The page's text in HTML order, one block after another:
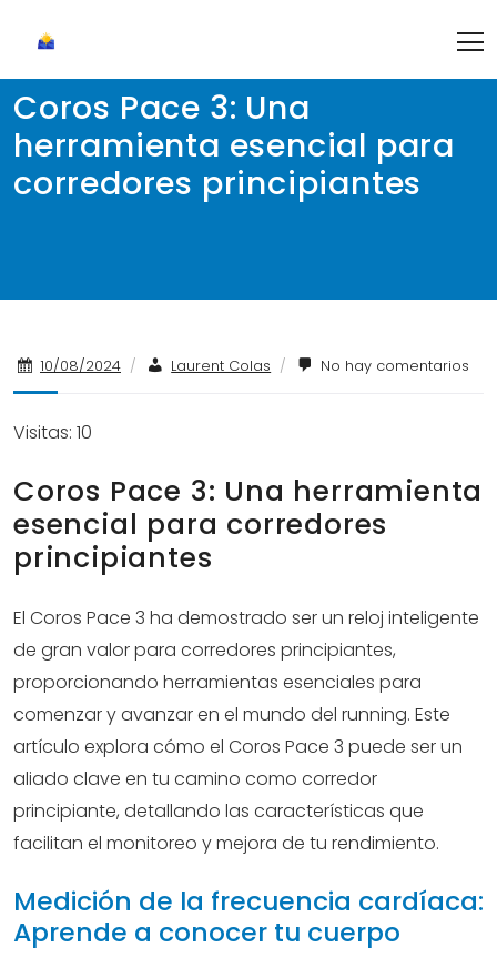
content
Coros Pace 3: Una
herramienta esencial para
corredores principiantes
10/08/2024 / Laurent Colas / No hay comentarios
Visitas: 10
Coros Pace 3: Una herramienta
esencial para corredores
principiantes
El Coros Pace 3 ha demostrado ser un reloj inteligente
de gran valor para corredores principiantes,
proporcionando herramientas esenciales para
comenzar y avanzar en el mundo del running. Este
artículo explora cómo el Coros Pace 3 puede ser un
aliado clave en tu camino como corredor
principiante, detallando las características que
facilitan el monitoreo y mejora de tu rendimiento.
Medición de la frecuencia cardíaca:
Aprende a conocer tu cuerpo